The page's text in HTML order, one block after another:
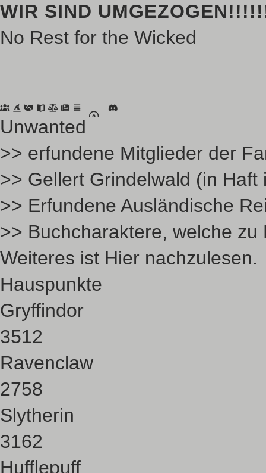
WIR SIND
No Rest for the Wicked
Unwanted
>> erfundene Mitglieder der
>> Gellert Grindelwald (in Haft
>> Erfundene Ausländische
>> Buchcharaktere, welche
Weiteres ist Hier nachzulesen.
Hauspunkte
Gryffindor
3512
Ravenclaw
2758
Slytherin
3162
Hufflepuff